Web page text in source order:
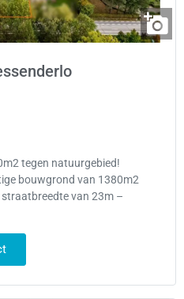
tegen natuurgebied!
bouwgrond van 1380m2
van 23m –